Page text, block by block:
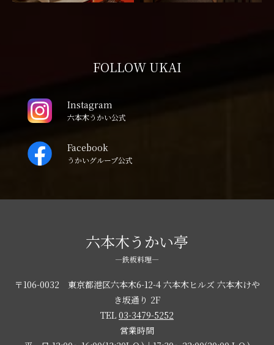
FOLLOW UKAI
Instagram
六本木うかい公式
Facebook
うかいグループ公式
六本木うかい亭
―鉄板料理―
〒106-0032 東京都港区六本木6-12-4 六本木ヒルズ 六本木けや
き坂通り 2F
TEL 03-3479-5252
営業時間